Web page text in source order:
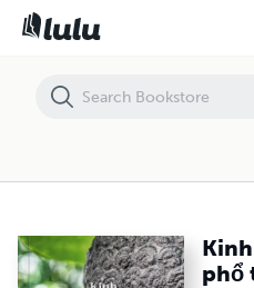
phổ
Kinh Mi Tiên Vấn Đáp phổ thơ